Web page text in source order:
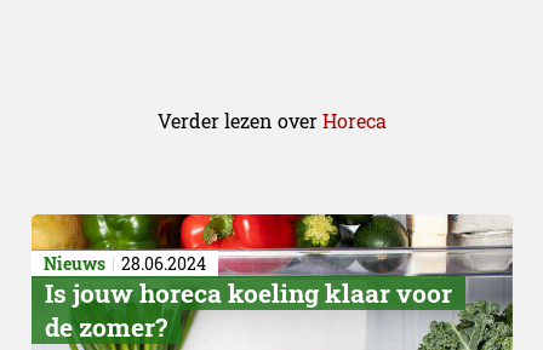
Verder lezen overHoreca
Nieuws 28.06.2024
Is jouw horeca koeling klaar voor
de zomer?